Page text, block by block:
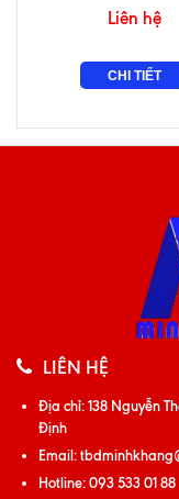
Liên hệ
CHI TIẾT
LIÊN HỆ
Địa chỉ:138 Nguyễn
Định
Email:
Hotline:093 533 01 88